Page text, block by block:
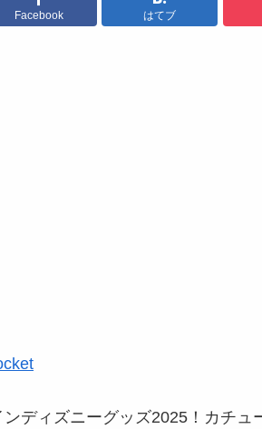
Facebook はてブ
ディズニーグッズ2025！カチュ